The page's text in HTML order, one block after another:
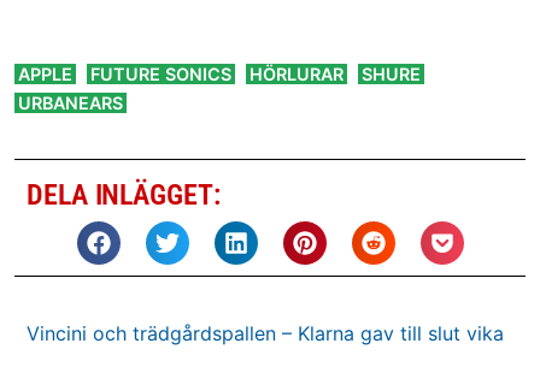
APPLE FUTURE SONICS HÖRLURAR SHURE
URBANEARS
DELA INLÄGGET:
Vincini och trädgårdspallen – Klarna gav till slut vika